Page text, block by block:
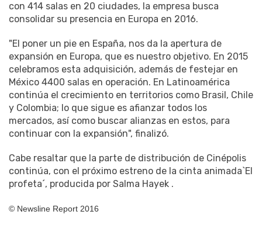
con 414 salas en 20 ciudades, la empresa busca
consolidar su presencia en Europa en 2016.
"El poner un pie en España, nos da la apertura de
expansión en Europa, que es nuestro objetivo. En 2015
celebramos esta adquisición, además de festejar en
México 4400 salas en operación. En Latinoamérica
continúa el crecimiento en territorios como Brasil, Chile
y Colombia; lo que sigue es afianzar todos los
mercados, así como buscar alianzas en estos, para
continuar con la expansión", finalizó.
Cabe resaltar que la parte de distribución de Cinépolis
continúa, con el próximo estreno de la cinta animada`El
profeta´, producida por Salma Hayek .
© Newsline Report 2016